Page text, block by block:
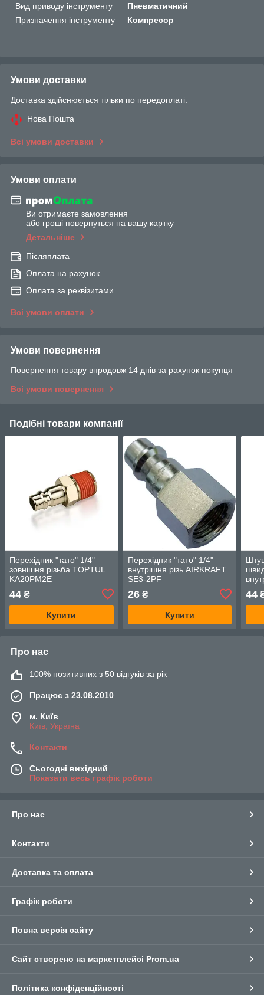
Вид приводу інструменту
Пневматичний
Призначення інструменту
Компресор
Умови доставки
Доставка здійснюється тільки по передоплаті.
Нова Пошта
Всі умови доставки
Умови оплати
Ви отримаєте замовлення
або гроші повернуться на вашу картку
Детальніше
Післяплата
Оплата на рахунок
Оплата за реквізитами
Всі умови оплати
Умови повернення
Повернення товару впродовж 14 днів за рахунок покупця
Всі умови повернення
Подібні товари компанії
Перехідник "тато" 1/4"
зовнішня різьба TOPTUL
KA20PM2E
44 ₴
Купити
Перехідник "тато" 1/4"
внутрішня різь AIRKRAFT
SE3-2PF
26₴
Купити
44
Про нас
100% позитивних з 50 відгуків за рік
Працює з 23.08.2010
м. Київ
Київ, Україна
Контакти
Сьогодні вихідний
Показати весь графік роботи
Про нас
Контакти
Доставка та оплата
Графік роботи
Повна версія сайту
Сайт створено на маркетплейсі Prom.ua
Політика конфіденційності